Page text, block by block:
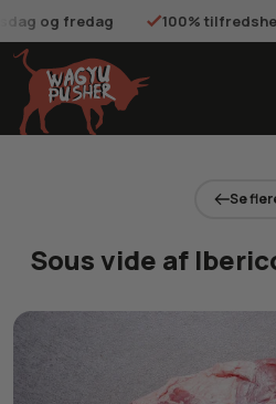
og fredag 100%
Se
Sous vide af